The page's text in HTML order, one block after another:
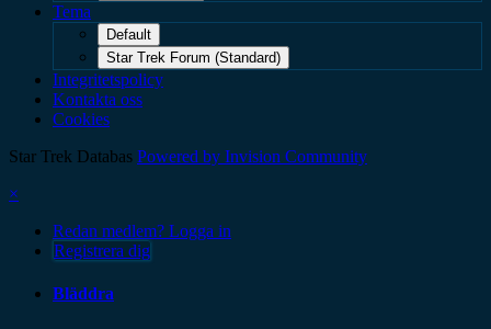
Tema
Default
Star Trek Forum (Standard)
Integritetspolicy
Kontakta oss
Cookies
Star Trek Databas Powered by Invision Community
×
Redan medlem? Logga in
Registrera dig
Bläddra